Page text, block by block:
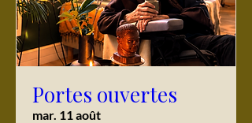
Portes ouvertes
mar. 11 août